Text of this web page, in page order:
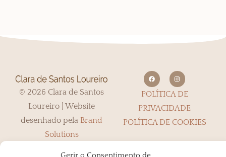
Gerir o Consentimento de
© 2026 Clara de Santos
Loureiro | Website
desenhado pela Brand
Solutions
POLÍTICA DE
PRIVACIDADE
POLÍTICA DE COOKIES